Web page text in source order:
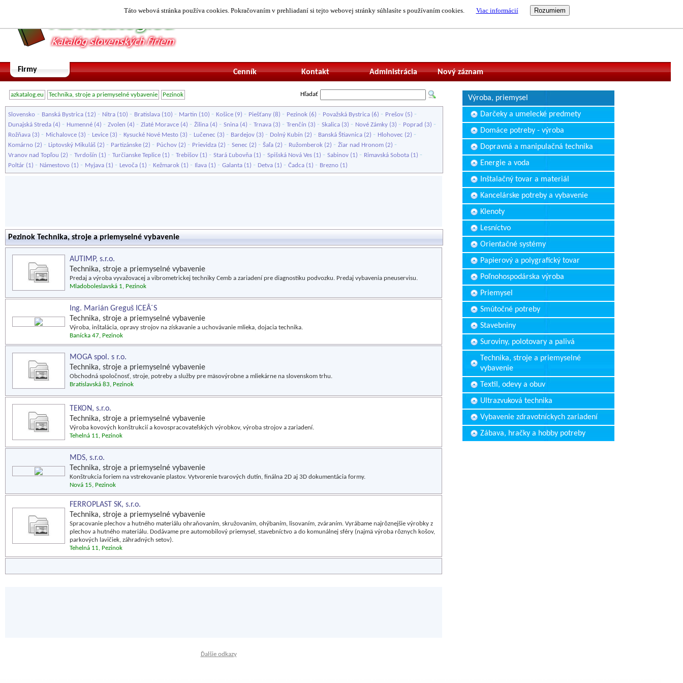
Táto webová stránka používa cookies. Pokračovaním v prehliadaní si tejto webovej stránky súhlasíte s používaním cookies. Viac informácií
Firmy Nový záznam
Administrácia
Kontakt
Cenník
azkatalog.eu Technika, stroje a priemyselné vybavenie Pezinok Hľadať
Slovensko - Banská Bystrica (12) - Nitra (10) - Bratislava (10) - Martin (10) - Košice (9) - Piešťany (8) - Pezinok (6) - Považská Bystrica (6) - Prešov (5) -
Dunajská Streda (4) - Humenné (4) - Zvolen (4) - Zlaté Moravce (4) - Žilina (4) - Snina (4) - Trnava (3) - Trenčín (3) - Skalica (3) - Nové Zámky (3) - Poprad (3) -
Rožňava (3) - Michalovce (3) - Levice (3) - Kysucké Nové Mesto (3) - Lučenec (3) - Bardejov (3) - Dolný Kubín (2) - Banská Štiavnica (2) - Hlohovec (2) -
Komárno (2) - Liptovský Mikuláš (2) - Partizánske (2) - Púchov (2) - Prievidza (2) - Senec (2) - Šaľa (2) - Ružomberok (2) - Žiar nad Hronom (2) -
Vranov nad Topľou (2) - Tvrdošín (1) - Turčianske Teplice (1) - Trebišov (1) - Stará Ľubovňa (1) - Spišská Nová Ves (1) - Sabinov (1) - Rimavská Sobota (1) -
Poltár (1) - Námestovo (1) - Myjava (1) - Levoča (1) - Kežmarok (1) - Ilava (1) - Galanta (1) - Detva (1) - Čadca (1) - Brezno (1)
Pezinok Technika, stroje a priemyselné vybavenie
AUTIMP, s.r.o.
Technika, stroje a priemyselné vybavenie
Predaj a výroba vyvažovacej a vibrometrickej techniky Cemb a zariadení pre diagnostiku podvozku. Predaj vybavenia pneuservisu.
Mladoboleslavská 1, Pezinok
Ing. Marián Greguš ICEÂ´S
Technika, stroje a priemyselné vybavenie
Výroba, inštalácia, opravy strojov na získavanie a uchovávanie mlieka, dojacia technika.
Banícka 47, Pezinok
MOGA spol. s r.o.
Technika, stroje a priemyselné vybavenie
Obchodná spoločnosť, stroje, potreby a služby pre mäsovýrobne a mliekárne na slovenskom trhu.
Bratislavská 83, Pezinok
TEKON, s.r.o.
Technika, stroje a priemyselné vybavenie
Výroba kovových konštrukcií a kovospracovateľských výrobkov, výroba strojov a zariadení.
Tehelná 11, Pezinok
MDS, s.r.o.
Technika, stroje a priemyselné vybavenie
Konštrukcia foriem na vstrekovanie plastov. Vytvorenie tvarových dutín, finálna 2D aj 3D dokumentácia formy.
Nová 15, Pezinok
FERROPLAST SK, s.r.o.
Technika, stroje a priemyselné vybavenie
Spracovanie plechov a hutného materiálu ohraňovaním, skružovaním, ohýbaním, lisovaním, zváraním. Vyrábame najrôznejšie výrobky z
plechov a hutného materiálu. Dodávame pre automobilový priemysel, stavebníctvo a do komunálnej sféry (najmä výroba rôznych košov,
parkových lavičiek, záhradných setov).
Tehelná 11, Pezinok
Výroba, priemysel
Darčeky a umelecké predmety
Domáce potreby - výroba
Dopravná a manipulačná technika
Energie a voda
Inštalačný tovar a materiál
Kancelárske potreby a vybavenie
Klenoty
Lesníctvo
Orientačné systémy
Papierový a polygrafický tovar
Poľnohospodárska výroba
Priemysel
Smútočné potreby
Stavebniny
Suroviny, polotovary a palivá
Technika, stroje a priemyselné
vybavenie
Textil, odevy a obuv
Ultrazvuková technika
Vybavenie zdravotníckych zariadení
Zábava, hračky a hobby potreby
Ďalšie odkazy